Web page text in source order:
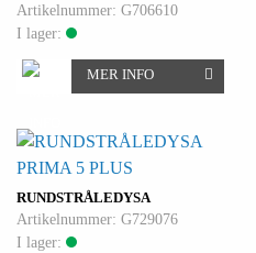
Artikelnummer: G706610
I lager:
MER INFO
RUNDSTRÅLEDYSA
PRIMA 5 PLUS
Artikelnummer: G729076
I lager: